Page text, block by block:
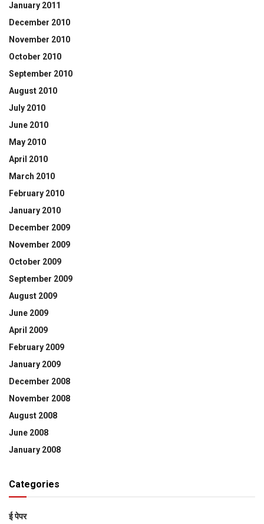
January 2011
December 2010
November 2010
October 2010
September 2010
August 2010
July 2010
June 2010
May 2010
April 2010
March 2010
February 2010
January 2010
December 2009
November 2009
October 2009
September 2009
August 2009
June 2009
April 2009
February 2009
January 2009
December 2008
November 2008
August 2008
June 2008
January 2008
Categories
ई पेपर